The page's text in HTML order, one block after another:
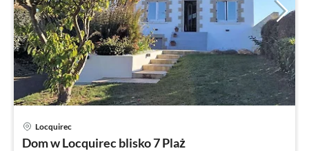
Locquirec
Dom w Locquirec blisko 7 Plaż